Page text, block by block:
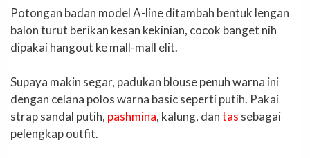
Potongan badan model A-line ditambah bentuk lengan
balon turut berikan kesan kekinian, cocok banget nih
dipakai hangout ke mall-mall elit.
Supaya makin segar, padukan blouse penuh warna ini
dengan celana polos warna basic seperti putih. Pakai
strap sandal putih, pashmina, kalung, dantas sebagai
pelengkap outfit.